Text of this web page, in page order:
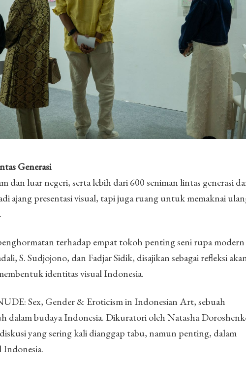
Generasi
dan luar negeri, serta lebih dari 600 seniman lintas generasi
ajang presentasi visual, tapi juga ruang untuk memaknai
terhadap empat tokoh penting seni rupa modern
S. Sudjojono, dan Fadjar Sidik, disajikan sebagai refleksi
identitas visual Indonesia.
Sex, Gender & Eroticism in Indonesian Art, sebuah
dalam budaya Indonesia. Dikuratori oleh Natasha
yang sering kali dianggap tabu, namun penting, dalam
Indonesia.